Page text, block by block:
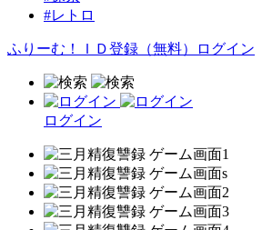
#レトロ
ふりーむ！ＩＤ登録（無料） ログイン
ログイン